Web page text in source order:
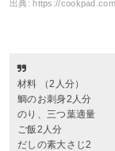
出典:https://
材料 （2人分）
鯛のお刺身2人分
のり、三つ葉適量
ご飯2人分
だしの素大さじ2